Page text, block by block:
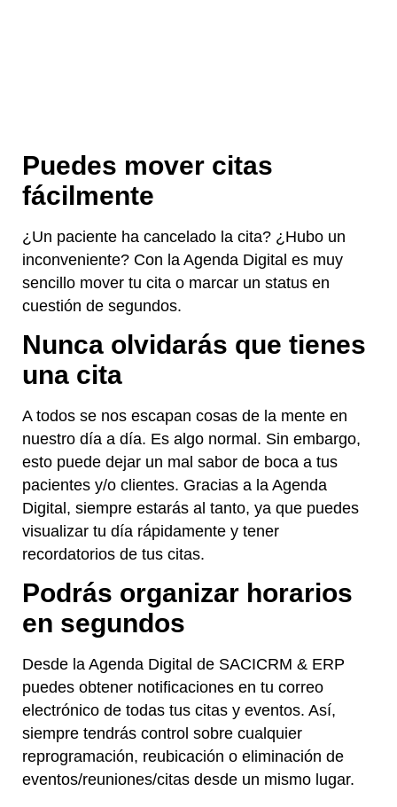
Puedes mover citas
fácilmente
¿Un paciente ha cancelado la cita? ¿Hubo un
inconveniente? Con la Agenda Digital es muy
sencillo mover tu cita o marcar un status en
cuestión de segundos.
Nunca olvidarás que tienes
una cita
A todos se nos escapan cosas de la mente en
nuestro día a día. Es algo normal. Sin embargo,
esto puede dejar un mal sabor de boca a tus
pacientes y/o clientes. Gracias a la Agenda
Digital, siempre estarás al tanto, ya que puedes
visualizar tu día rápidamente y tener
recordatorios de tus citas.
Podrás organizar horarios
en segundos
Desde la Agenda Digital de SACICRM & ERP
puedes obtener notificaciones en tu correo
electrónico de todas tus citas y eventos. Así,
siempre tendrás control sobre cualquier
reprogramación, reubicación o eliminación de
eventos/reuniones/citas desde un mismo lugar.